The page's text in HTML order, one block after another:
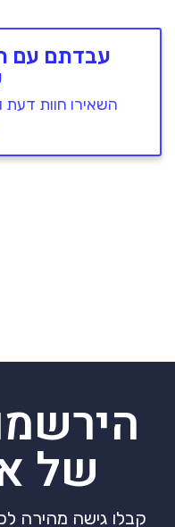
עבדתם עם
של
קבלו גישה מהירה